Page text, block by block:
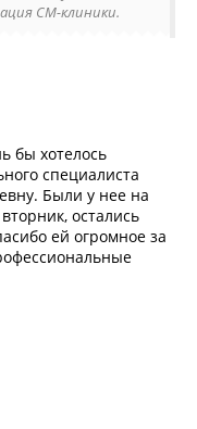
СМ-клиники.
бы хотелось
специалиста
Были у нее на
остались
ей огромное за